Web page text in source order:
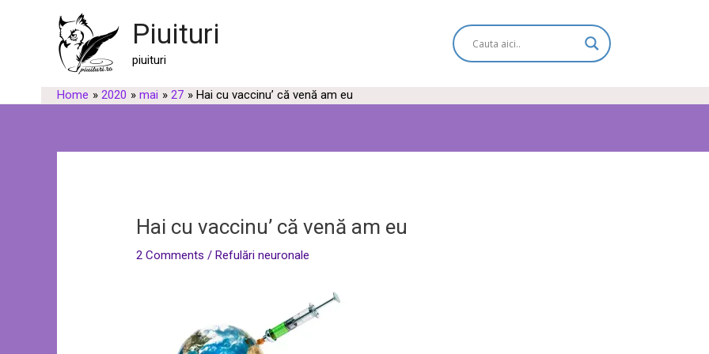
Piuituri
piuituri
Home 2020 mai 27 Hai cu vaccinu’ că venă am eu
Hai cu vaccinu’ că venă am eu
2 Comments /Refulări neuronale
navigation